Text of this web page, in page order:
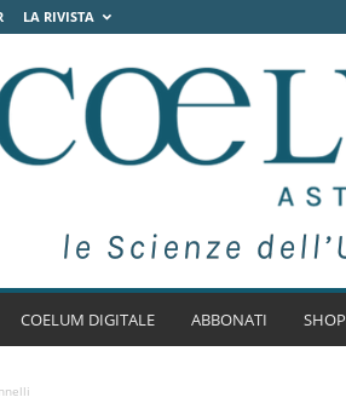
LA RIVISTA
COELUM DIGITALE ABBONATI SHOP